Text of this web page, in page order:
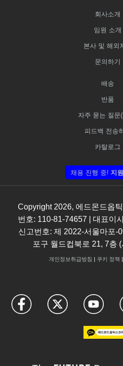
회사소개
임원 소개
본사 및 해외
문의하기
배송
반품
자주 묻는 질문
피드백 전송
카탈로그
채용 진행 중! 지
Copyright 2026, 에드몬드옵
번호: 110-81-74657 | 대표이
신고번호: 제 2022-서울마포-
포구 월드컵북로 21, 7층
개인정보취급방침 | 쿠키 정책 |